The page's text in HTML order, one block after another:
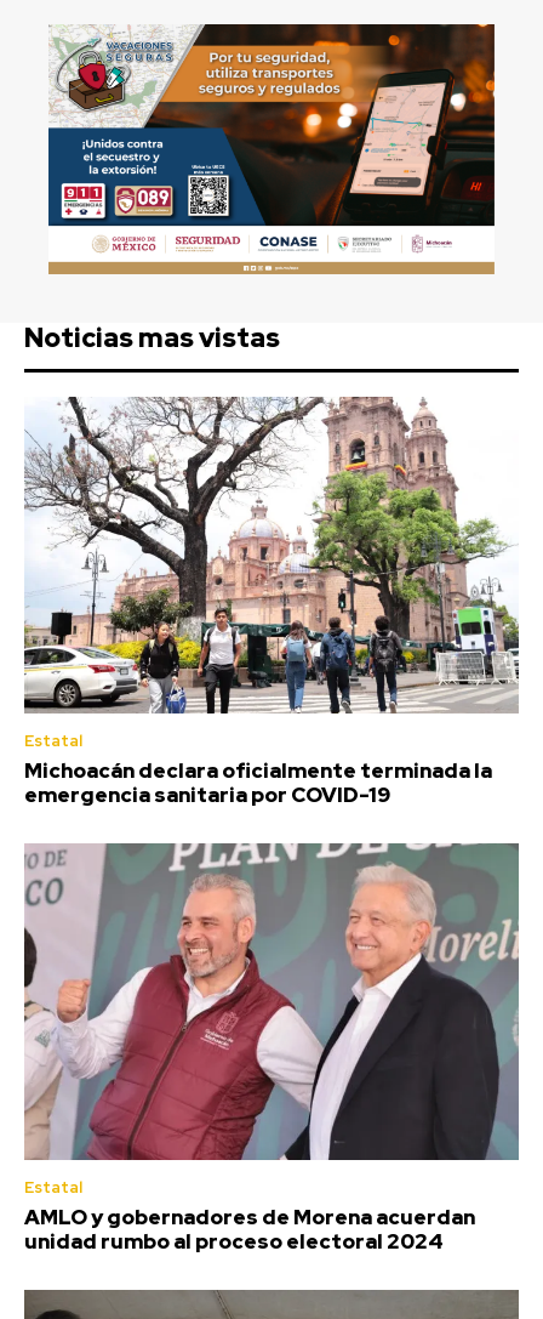
Noticias mas vistas
Estatal
Michoacán declara oficialmente terminada la
emergencia sanitaria por COVID-19
Estatal
AMLO y gobernadores de Morena acuerdan
unidad rumbo al proceso electoral 2024